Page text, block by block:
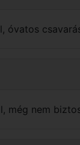
óvatos
még nem